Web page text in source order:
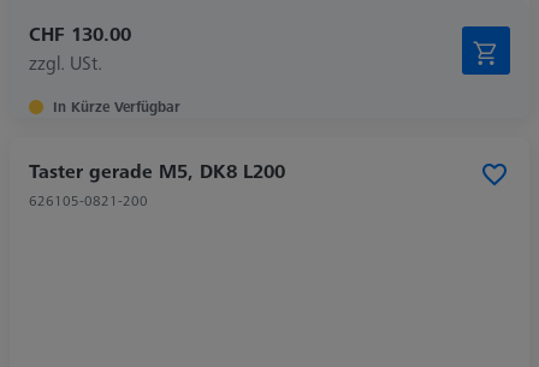
CHF 130.00
zzgl. USt.
In Kürze Verfügbar
Taster gerade M5, DK8 L200
626105-0821-200